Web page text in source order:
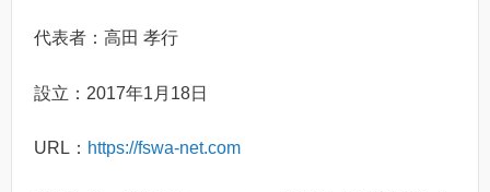
代表者：高田 孝行
設立：2017年1月18日
URL： https://fswa-net.com